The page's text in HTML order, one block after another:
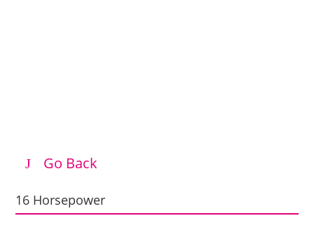
Go Back
16 Horsepower